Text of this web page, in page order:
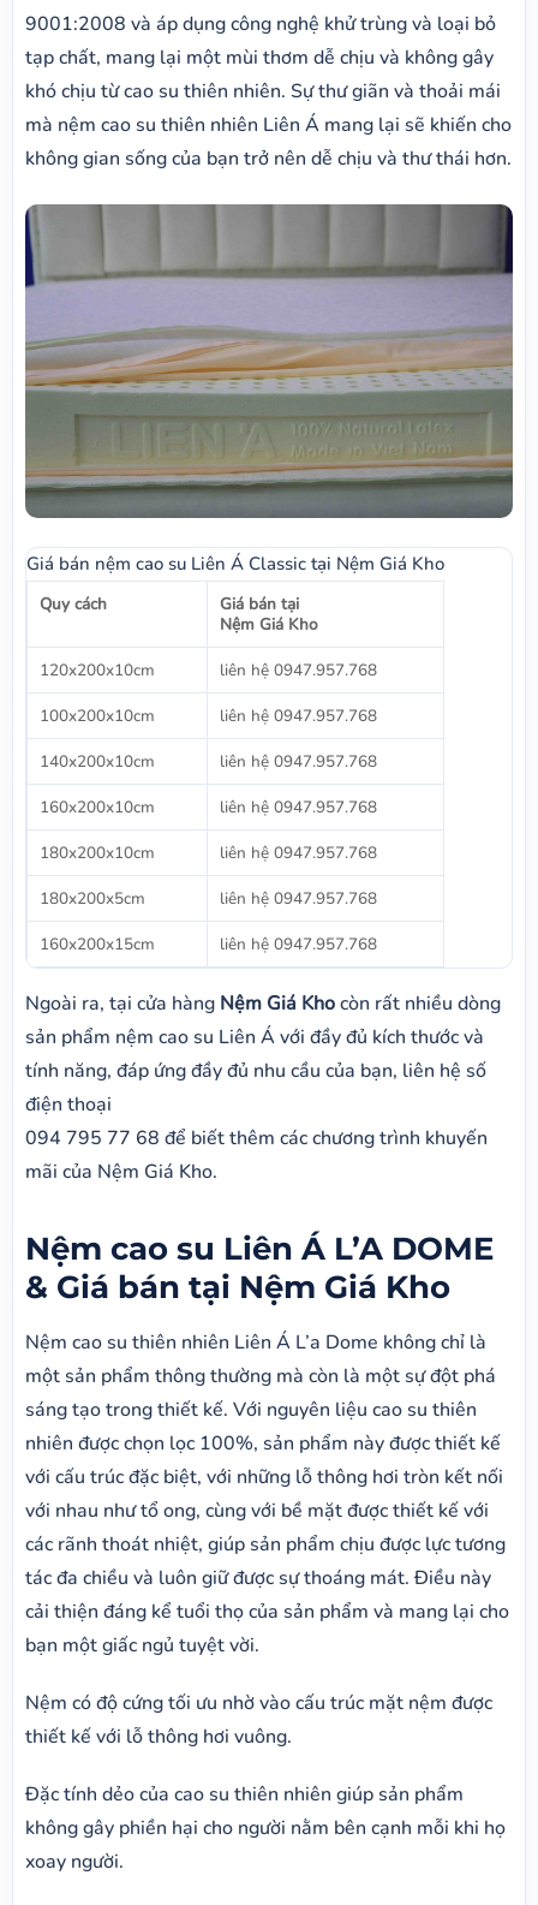
9001:2008 và áp dụng công nghệ khử trùng và loại bỏ
tạp chất, mang lại một mùi thơm dễ chịu và không gây
khó chịu từ cao su thiên nhiên. Sự thư giãn và thoải mái
mà nệm cao su thiên nhiên Liên Á mang lại sẽ khiến cho
không gian sống của bạn trở nên dễ chịu và thư thái hơn.
Giá bán nệm cao su Liên Á Classic tại Nệm Giá Kho
Quy cách
Giá bán tại
Nệm Giá Kho
120x200x10cm
liên hệ 0947.957.768
100x200x10cm
liên hệ 0947.957.768
140x200x10cm
liên hệ 0947.957.768
160x200x10cm
liên hệ 0947.957.768
180x200x10cm
liên hệ 0947.957.768
180x200x5cm
liên hệ 0947.957.768
160x200x15cm
liên hệ 0947.957.768
Ngoài ra, tại cửa hàng Nệm Giá Khocòn rất nhiều dòng
sản phẩm nệm cao su Liên Á với đầy đủ kích thước và
tính năng, đáp ứng đầy đủ nhu cầu của bạn, liên hệ số
điện thoại
094 795 77 68 để biết thêm các chương trình khuyến
mãi của Nệm Giá Kho.
Nệm cao su Liên Á L’A DOME
& Giá bán tại Nệm Giá Kho
Nệm cao su thiên nhiên Liên Á L’a Dome không chỉ là
một sản phẩm thông thường mà còn là một sự đột phá
sáng tạo trong thiết kế. Với nguyên liệu cao su thiên
nhiên được chọn lọc 100%, sản phẩm này được thiết kế
với cấu trúc đặc biệt, với những lỗ thông hơi tròn kết nối
với nhau như tổ ong, cùng với bề mặt được thiết kế với
các rãnh thoát nhiệt, giúp sản phẩm chịu được lực tương
tác đa chiều và luôn giữ được sự thoáng mát. Điều này
cải thiện đáng kể tuổi thọ của sản phẩm và mang lại cho
bạn một giấc ngủ tuyệt vời.
Nệm có độ cứng tối ưu nhờ vào cấu trúc mặt nệm được
thiết kế với lỗ thông hơi vuông.
Đặc tính dẻo của cao su thiên nhiên giúp sản phẩm
không gây phiền hại cho người nằm bên cạnh mỗi khi họ
xoay người.